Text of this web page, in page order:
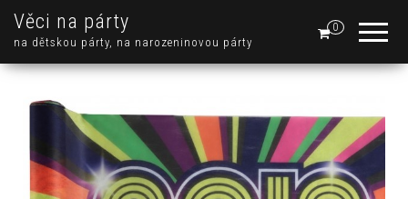
Věci na párty
na dětskou párty, na narozeninovou párty
0